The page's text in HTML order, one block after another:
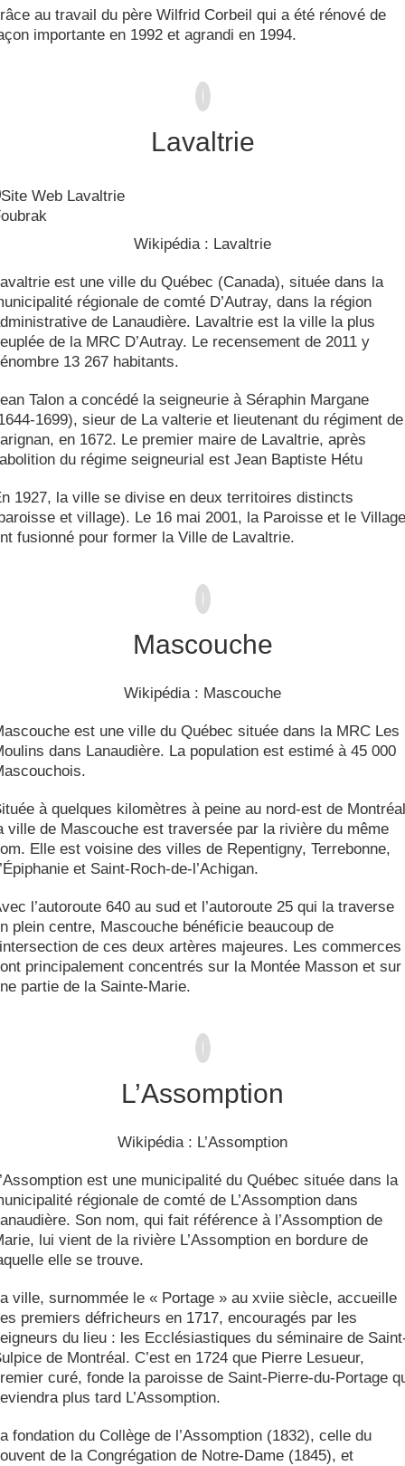
au travail du père Wilfrid Corbeil qui a été rénové de
importante en 1992 et agrandi en 1994.
Lavaltrie
Site Web Lavaltrie
Wikipédia : Lavaltrie
est une ville du Québec (Canada), située dans la
régionale de comté D’Autray, dans la région
de Lanaudière. Lavaltrie est la ville la plus
de la MRC D’Autray. Le recensement de 2011 y
13 267 habitants.
Talon a concédé la seigneurie à Séraphin Margane
1699), sieur de La valterie et lieutenant du régiment de
en 1672. Le premier maire de Lavaltrie, après
du régime seigneurial est Jean Baptiste Hétu
1927, la ville se divise en deux territoires distincts
et village). Le 16 mai 2001, la Paroisse et le
fusionné pour former la Ville de Lavaltrie.
Mascouche
Wikipédia : Mascouche
est une ville du Québec située dans la MRC Les
dans Lanaudière. La population est estimé à 45 000
à quelques kilomètres à peine au nord-est de
ville de Mascouche est traversée par la rivière du même
Elle est voisine des villes de Repentigny, Terrebonne,
et Saint-Roch-de-l’Achigan.
l’autoroute 640 au sud et l’autoroute 25 qui la traverse
plein centre, Mascouche bénéficie beaucoup de
de ces deux artères majeures. Les commerces
principalement concentrés sur la Montée Masson et sur
partie de la Sainte-Marie.
L’Assomption
Wikipédia : L’Assomption
est une municipalité du Québec située dans la
régionale de comté de L’Assomption dans
Son nom, qui fait référence à l’Assomption de
lui vient de la rivière L’Assomption en bordure de
elle se trouve.
ville, surnommée le « Portage » au xviie siècle, accueille
premiers défricheurs en 1717, encouragés par les
du lieu : les Ecclésiastiques du séminaire de
de Montréal. C’est en 1724 que Pierre Lesueur,
curé, fonde la paroisse de Saint-Pierre-du-Portage
plus tard L’Assomption.
fondation du Collège de l’Assomption (1832), celle du
de la Congrégation de Notre-Dame (1845), et